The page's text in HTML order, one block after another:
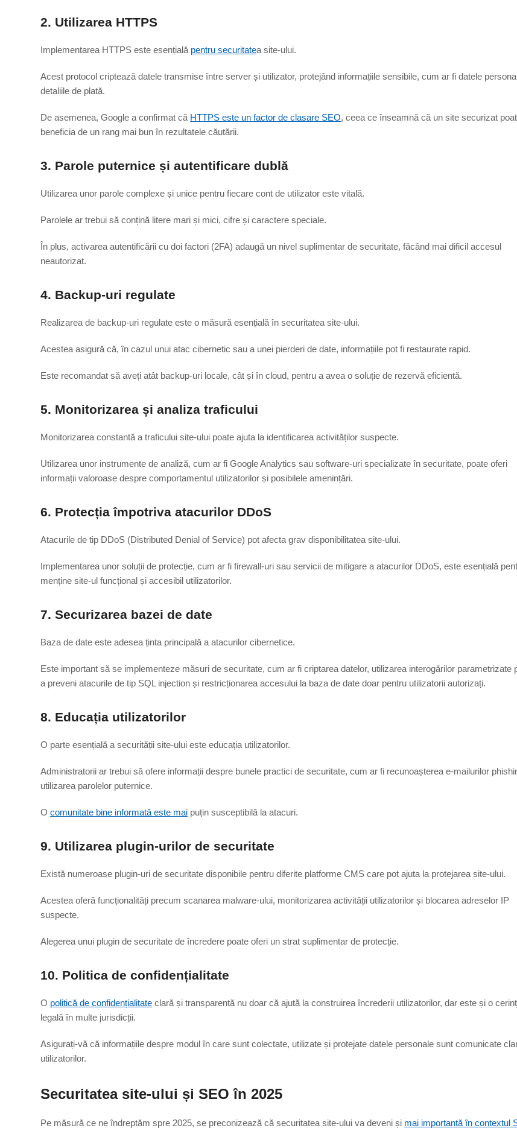
2. Utilizarea HTTPS
Implementarea HTTPS este esențială pentru securitatea site-ului.
Acest protocol criptează datele transmise între server și utilizator, protejând informațiile sensibile, cum ar fi datele
detaliile de plată.
De asemenea, Google a confirmat că HTTPS este un factor de clasare SEO, ceea ce înseamnă că un site securizat
beneficia de un rang mai bun în rezultatele căutării.
3. Parole puternice și autentificare dublă
Utilizarea unor parole complexe și unice pentru fiecare cont de utilizator este vitală.
Parolele ar trebui să conțină litere mari și mici, cifre și caractere speciale.
În plus, activarea autentificării cu doi factori (2FA) adaugă un nivel suplimentar de securitate, făcând mai dificil accesul
neautorizat.
4. Backup-uri regulate
Realizarea de backup-uri regulate este o măsură esențială în securitatea site-ului.
Acestea asigură că, în cazul unui atac cibernetic sau a unei pierderi de date, informațiile pot fi restaurate rapid.
Este recomandat să aveți atât backup-uri locale, cât și în cloud, pentru a avea o soluție de rezervă eficientă.
5. Monitorizarea și analiza traficului
Monitorizarea constantă a traficului site-ului poate ajuta la identificarea activităților suspecte.
Utilizarea unor instrumente de analiză, cum ar fi Google Analytics sau software-uri specializate în securitate, poate oferi
informații valoroase despre comportamentul utilizatorilor și posibilele amenințări.
6. Protecția împotriva atacurilor DDoS
Atacurile de tip DDoS (Distributed Denial of Service) pot afecta grav disponibilitatea site-ului.
Implementarea unor soluții de protecție, cum ar fi firewall-uri sau servicii de mitigare a atacurilor DDoS, este esențială
menține site-ul funcțional și accesibil utilizatorilor.
7. Securizarea bazei de date
Baza de date este adesea ținta principală a atacurilor cibernetice.
Este important să se implementeze măsuri de securitate, cum ar fi criptarea datelor, utilizarea interogărilor parametrizate
a preveni atacurile de tip SQL injection și restricționarea accesului la baza de date doar pentru utilizatorii autorizați.
8. Educația utilizatorilor
O parte esențială a securității site-ului este educația utilizatorilor.
Administratorii ar trebui să ofere informații despre bunele practici de securitate, cum ar fi recunoașterea e-mailurilor
utilizarea parolelor puternice.
Ocomunitate bine informată este mai puțin susceptibilă la atacuri.
9. Utilizarea plugin-urilor de securitate
Există numeroase plugin-uri de securitate disponibile pentru diferite platforme CMS care pot ajuta la protejarea site-ului.
Acestea oferă funcționalități precum scanarea malware-ului, monitorizarea activității utilizatorilor și blocarea adreselor IP
suspecte.
Alegerea unui plugin de securitate de încredere poate oferi un strat suplimentar de protecție.
10. Politica de confidențialitate
O politică de confidențialitate clară și transparentă nu doar că ajută la construirea încrederii utilizatorilor, dar este și o
legală în multe jurisdicții.
Asigurați-vă că informațiile despre modul în care sunt colectate, utilizate și protejate datele personale sunt comunicate
utilizatorilor.
Securitatea site-ului și SEO în 2025
Pe măsură ce ne îndreptăm spre 2025, se preconizează că securitatea site-ului va deveni și mai importantă în contextul